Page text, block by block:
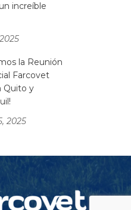
increíble
la Reunión
Farcovet
Quito y
2025